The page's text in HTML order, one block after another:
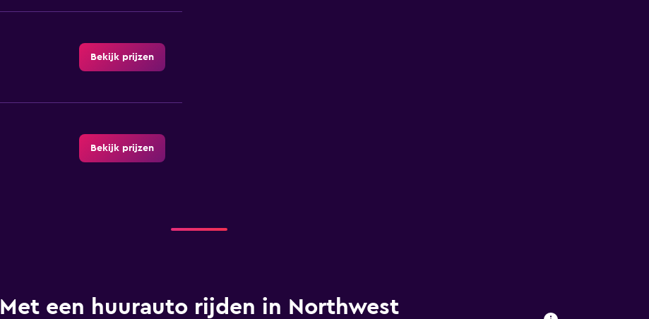
Bekijk prijzen
Bekijk prijzen
Met een huurauto rijden in Northwest